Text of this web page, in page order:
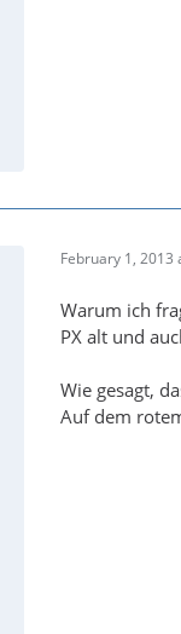
February 1, 2013
Warum ich
PX alt und
Wie gesagt,
Auf dem